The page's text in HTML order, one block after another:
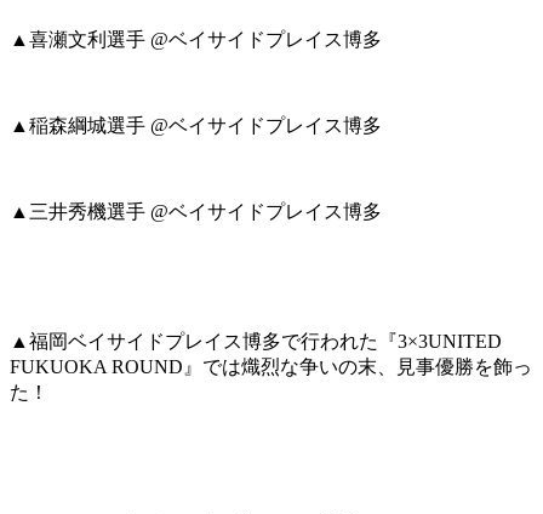
▲喜瀬文利選手 @ベイサイドプレイス博多
▲稲森綱城選手 @ベイサイドプレイス博多
▲三井秀機選手 @ベイサイドプレイス博多
▲福岡ベイサイドプレイス博多で行われた『3×3UNITED
FUKUOKA ROUND』では熾烈な争いの末、見事優勝を飾っ
た！